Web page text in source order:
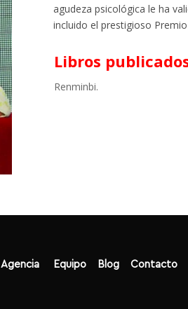
agudeza psicológica le ha
incluido el prestigioso
Libros
Renminbi.
Agencia Equipo Blog Contacto